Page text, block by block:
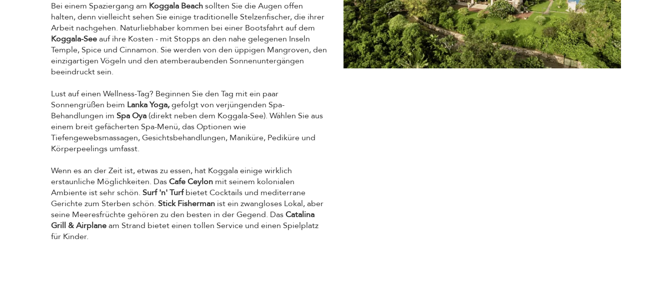
Bei einem Spaziergang am Koggala Beachsollten Sie die Augen offen
halten, denn vielleicht sehen Sie einige traditionelle Stelzenfischer, die ihrer
Arbeit nachgehen. Naturliebhaber kommen bei einer Bootsfahrt auf dem
Koggala-Seeauf ihre Kosten - mit Stopps an den nahe gelegenen Inseln
Temple, Spice und Cinnamon. Sie werden von den üppigen Mangroven, den
einzigartigen Vögeln und den atemberaubenden Sonnenuntergängen
beeindruckt sein.
Lust auf einen Wellness-Tag? Beginnen Sie den Tag mit ein paar
Sonnengrüßen beim Lanka Yoga,gefolgt von verjüngenden Spa-
Behandlungen im Spa Oya (direkt neben dem Koggala-See). Wählen Sie aus
einem breit gefächerten Spa-Menü, das Optionen wie
Tiefengewebsmassagen, Gesichtsbehandlungen, Maniküre, Pediküre und
Körperpeelings umfasst.
Wenn es an der Zeit ist, etwas zu essen, hat Koggala einige wirklich
erstaunliche Möglichkeiten. DasCafe Ceylon mit seinem kolonialen
Ambiente ist sehr schön. Surf 'n' Turfbietet Cocktails und mediterrane
Gerichte zum Sterben schön. Stick Fisherman ist ein zwangloses Lokal, aber
seine Meeresfrüchte gehören zu den besten in der Gegend. DasCatalina
Grill & Airplaneam Strand bietet einen tollen Service und einen Spielplatz
für Kinder.